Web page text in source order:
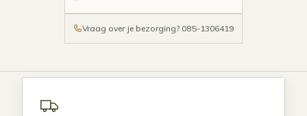
Vraag over je bezorging? 085-1306419